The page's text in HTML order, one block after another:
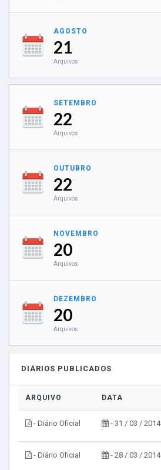
AGOSTO
21
Arquivos
SETEMBRO
22
Arquivos
OUTUBRO
22
Arquivos
NOVEMBRO
20
Arquivos
DEZEMBRO
20
Arquivos
DIÁRIOS PUBLICADOS
ARQUIVO DATA
- Diário Oficial - 31 / 03 / 2014
- Diário Oficial - 28 / 03 / 2014